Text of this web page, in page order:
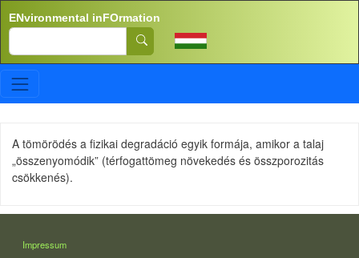
ENvironmental inFOrmation
Search
A tömörödés a fizikai degradáció egyik formája, amikor a talaj
„összenyomódik” (térfogattömeg növekedés és összporozitás
csökkenés).
LÁBLÉC
Impressum